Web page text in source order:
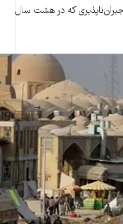
که در هشت سال